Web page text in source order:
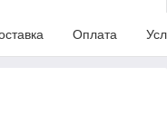
Оплата